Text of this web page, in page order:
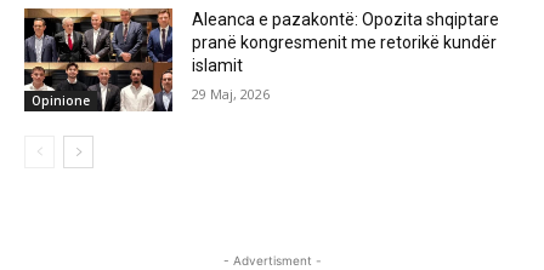
Opinione
Aleanca e pazakontë: Opozita shqiptare
pranë kongresmenit me retorikë kundër
islamit
29 Maj, 2026
- Advertisment -